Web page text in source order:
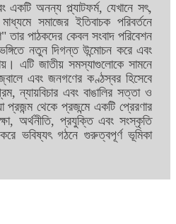
অনন্য প্ল্যাটফর্ম, যেখানে সৎ,
সমাজের ইতিবাচক পরিবর্তনে
তার পাঠকদের কেবল সংবাদ পরিবেশন
নতুন দিগন্ত উন্মোচন করে এবং
এটি জাতীয় সমস্যাগুলোকে সামনে
এবং জনগণের কণ্ঠস্বর হিসেবে
ন্যায়বিচার এবং বাঙালির সত্তা ও
থেকে প্রজন্মে একটি প্রেরণার
অর্থনীতি, প্রযুক্তি এবং সংস্কৃতি
ভবিষ্যৎ গঠনে গুরুত্বপূর্ণ ভূমিকা